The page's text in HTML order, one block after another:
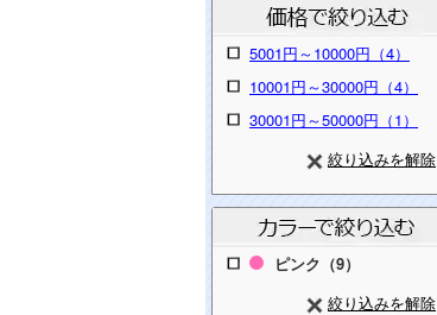
5001円～10000円（4）
10001円～30000円（4）
30001円～50000円（1）
絞り込みを解除
ピンク（9）
絞り込みを解除